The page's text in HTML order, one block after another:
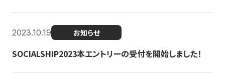
2023.10.19 お知らせ
SOCIALSHIP2023本エントリーの受付を開始しました！